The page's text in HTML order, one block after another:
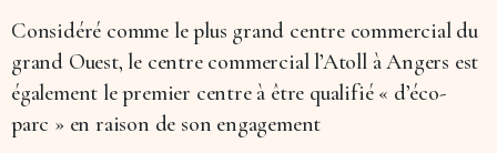
Considéré comme le plus grand centre commercial du
grand Ouest, le centre commercial l’Atoll à Angers est
également le premier centre à être qualifié « d’éco-
parc » en raison de son engagement